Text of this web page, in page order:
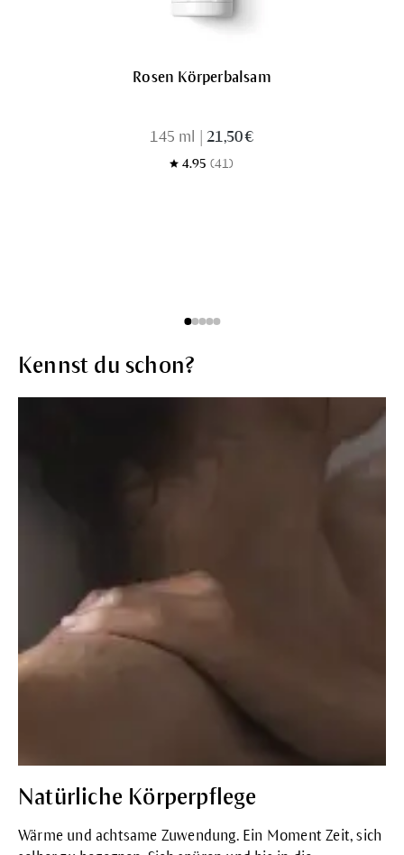
Rosen Körperbalsam
145 ml 21,50 €
4.95 (41)
Kennst du schon?
Natürliche Körperpflege
Wärme und achtsame Zuwendung. Ein Moment Zeit, sich